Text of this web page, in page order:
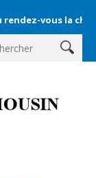
la chevêche